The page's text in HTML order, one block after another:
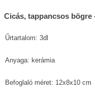
Cicás, tappancsos bögre
Űrtartalom: 3dl
Anyaga: kerámia
Befoglaló méret: 12x8x10 cm